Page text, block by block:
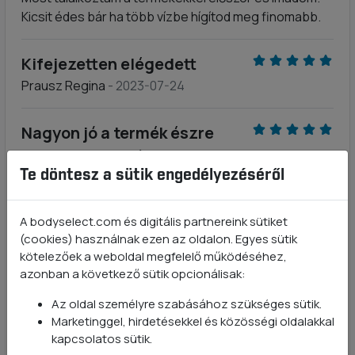
Kicsit édes bár ha több vízbe hígítod meg finomabb.
Kifejezetten elégedett
Prausz Regina - 2023-07-24
Nagyon jó a termék észre
vettem hogy múlnak a
lábamon a combon a
hajszál.erek.továbbra is
rendelni fogom üdvözlettel
Papp Sándorné.
Papp Sándorné- 2023-07-20
Kiváló ár-érték arány
Leitner Tímea- 2023-07-01
Te döntesz a sütik engedélyezéséről
A bodyselect.com és digitális partnereink sütiket
(cookies) használnak ezen az oldalon. Egyes sütik
kötelezőek a weboldal megfelelő működéséhez,
azonban a következő sütik opcionálisak:
Az oldal személyre szabásához szükséges sütik.
Marketinggel, hirdetésekkel és közösségi oldalakkal
kapcsolatos sütik.